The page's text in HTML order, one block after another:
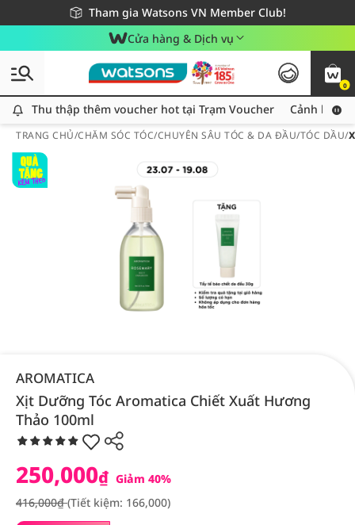
Tham gia Watsons VN Member Club!
Miễn phí giao hàng cho đơn hàng từ 249,000Đ
Giao hàng nhanh 24h - Áp dụng khu vực TP. Hồ Chí Minh
Cửa hàng & Dịch vụ
0
Thu thập thêm voucher hot tại Trạm Voucher
Thu thập thêm voucher hot tại Trạm Voucher Cảnh báo
TRANG CHỦ/CHĂM SÓC TÓC/CHUYÊN SÂU TÓC & DA ĐẦU/TÓC DẦU/
AROMATICA
Xịt Dưỡng Tóc Aromatica Chiết Xuất Hương
Thảo 100ml
250,000₫ Giảm 40%
416,000₫(Tiết kiệm: 166,000)